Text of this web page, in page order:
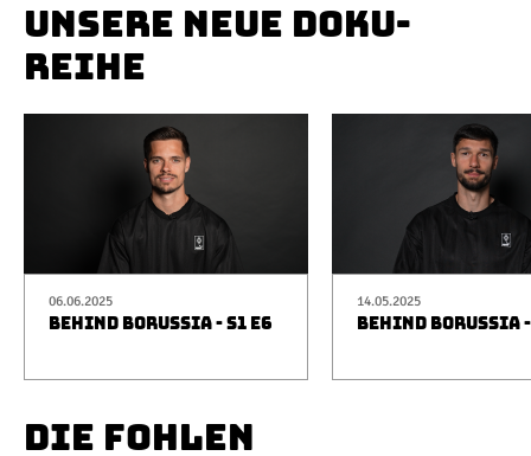
UNSERE NEUE DOKU-
REIHE
06.06.2025
BEHIND BORUSSIA - S1 E6
14.05.2025
BEHIND BORUSSIA
DIE FOHLEN